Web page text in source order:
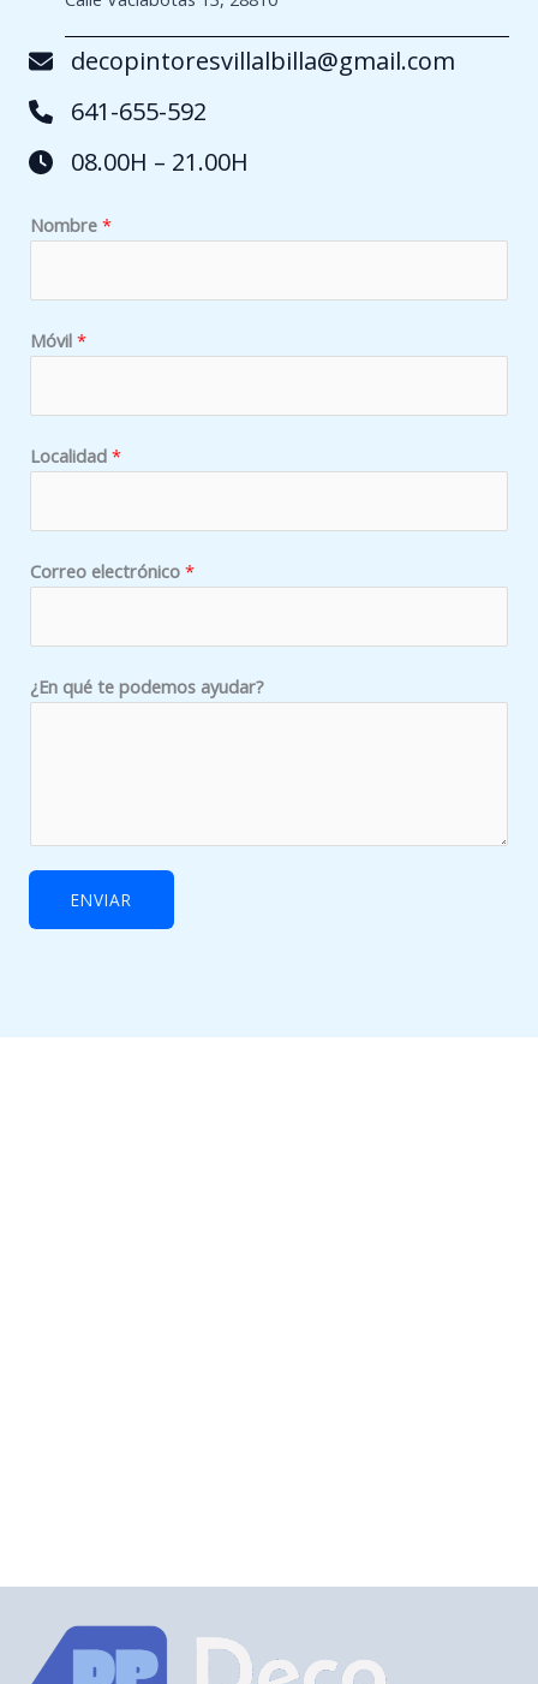
decopintoresvillalbilla@gmail.com
641-655-592
08.00H – 21.00H
*
q
é
*
Nombre *
Móvil *
Localidad *
Correo electrónico *
¿En qué te podemos ayudar?
ENVIAR